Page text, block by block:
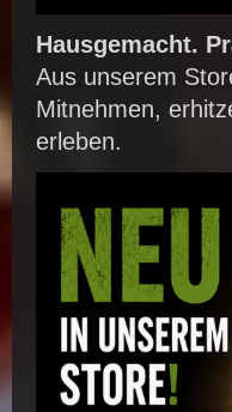
Hausgemacht.
Aus unserem
Mitnehmen,
erleben.